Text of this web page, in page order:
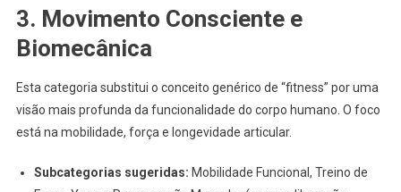
3. Movimento Consciente e
Biomecânica
Esta categoria substitui o conceito genérico de “fitness” por uma
visão mais profunda da funcionalidade do corpo humano. O foco
está na mobilidade, força e longevidade articular.
Subcategorias sugeridas: Mobilidade Funcional, Treino de